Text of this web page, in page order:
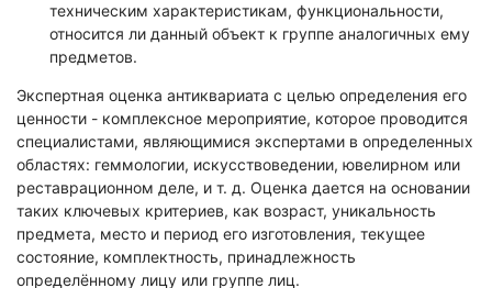
техническим характеристикам, функциональности,
относится ли данный объект к группе аналогичных ему
предметов.
Экспертная оценка антиквариата с целью определения его
ценности - комплексное мероприятие, которое проводится
специалистами, являющимися экспертами в определенных
областях: геммологии, искусствоведении, ювелирном или
реставрационном деле, и т. д. Оценка дается на основании
таких ключевых критериев, как возраст, уникальность
предмета, место и период его изготовления, текущее
состояние, комплектность, принадлежность
определённому лицу или группе лиц.